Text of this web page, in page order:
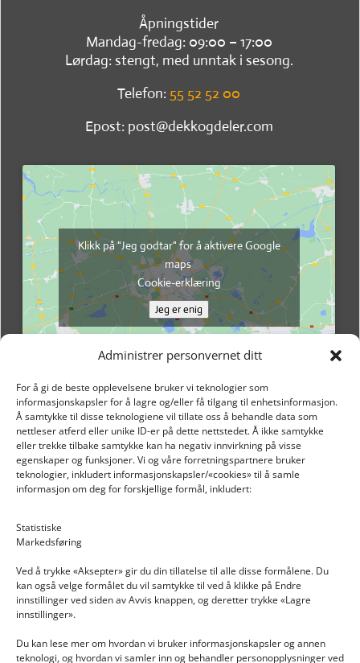
Administrer personvernet ditt
For å gi de beste opplevelsene bruker vi teknologier som
informasjonskapsler for å lagre og/eller få tilgang til enhetsinformasjon.
Å samtykke til disse teknologiene vil tillate oss å behandle data som
nettleser atferd eller unike ID-er på dette nettstedet. Å ikke samtykke
eller trekke tilbake samtykke kan ha negativ innvirkning på visse
egenskaper og funksjoner. Vi og våre forretningspartnere bruker
teknologier, inkludert informasjonskapsler/«cookies» til å samle
informasjon om deg for forskjellige formål, inkludert:
Statistiske
Markedsføring
Ved å trykke «Aksepter» gir du din tillatelse til alle disse formålene. Du
kan også velge formålet du vil samtykke til ved å klikke på Endre
innstillinger ved siden av Avvis knappen, og deretter trykke «Lagre
innstillinger».
Du kan lese mer om hvordan vi bruker informasjonskapsler og annen
teknologi, og hvordan vi samler inn og behandler personopplysninger ved
Åpningstider
Mandag-fredag: 09:00 – 17:00
Lørdag: stengt, med unntak i sesong.
Telefon: 55 52 52 00
Epost: post@dekkogdeler.com
Klikk på "Jeg godtar" for å aktivere Google
maps
Cookie-erklæring
Jeg er enig
INFORMASJON